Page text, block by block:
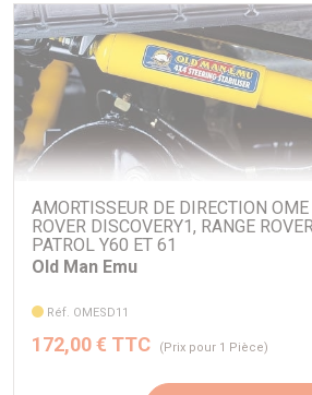
AMORTISSEUR DE DIRECTION
ROVER DISCOVERY1, RANGE
PATROL Y60 ET 61
Old Man Emu
Réf. OMESD11
172,00 € TTC (Prix pour 1 Pièce)